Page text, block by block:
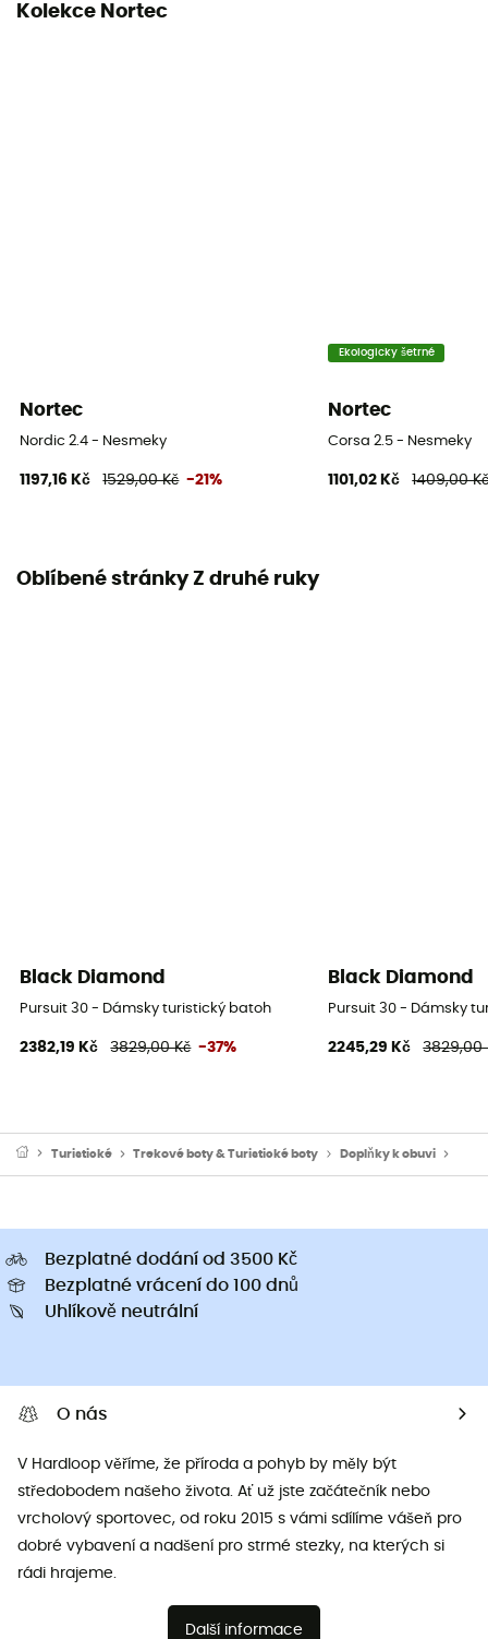
Kolekce Nortec
Nortec
Nordic 2.4 - Nesmeky
1197,16 Kč 1529,00 Kč -21%
Ekologicky šetrné
Nortec
Corsa 2.5 - Nesmeky
1101,02 Kč 1409,00
Oblíbené stránky Z druhé ruky
Black Diamond
Pursuit 30 - Dámsky turistický batoh
2382,19 Kč 3829,00 Kč -37%
Black Diamond
Pursuit 30 - Dámsky
2245,29 Kč 3829,00
Turistické Trekové boty & Turistické boty Doplňky k obuvi
Bezplatné dodání od 3500 Kč
Bezplatné vrácení do 100 dnů
Uhlíkově neutrální
O nás
V Hardloop věříme, že příroda a pohyb by měly být
středobodem našeho života. Ať už jste začátečník nebo
vrcholový sportovec, od roku 2015 s vámi sdílíme vášeň pro
dobré vybavení a nadšení pro strmé stezky, na kterých si
rádi hrajeme.
Další informace